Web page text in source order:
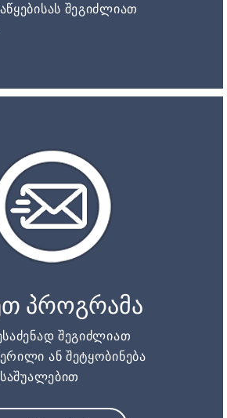
შეგიძლიათ
პროგრამა
შეგიძლიათ
ან შეტყობინება